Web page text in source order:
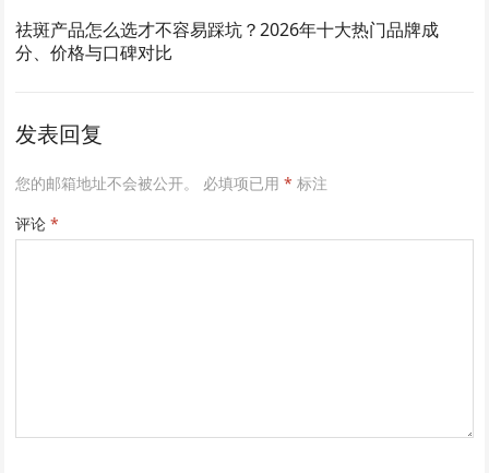
祛斑产品怎么选才不容易踩坑？2026年十大热门品牌成
分、价格与口碑对比
发表回复
您的邮箱地址不会被公开。 必填项已用* 标注
评论*